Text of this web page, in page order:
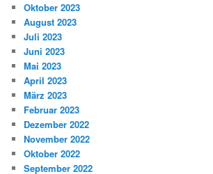
Oktober 2023
August 2023
Juli 2023
Juni 2023
Mai 2023
April 2023
März 2023
Februar 2023
Dezember 2022
November 2022
Oktober 2022
September 2022